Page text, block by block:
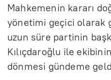
Mahkemenin kararı
yönetimi geçici olarak
uzun süre partinin
Kılıçdaroğlu ile
dönmesi gündeme